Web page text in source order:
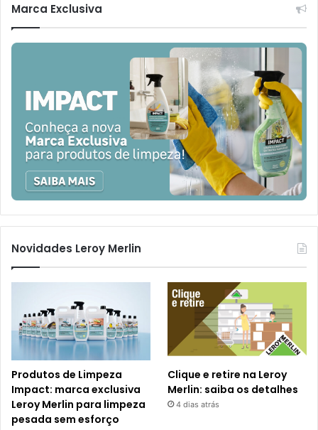
Marca Exclusiva
Novidades Leroy Merlin
Produtos de Limpeza
Impact: marca exclusiva
Leroy Merlin para limpeza
pesada sem esforço
Clique e retire na Leroy
Merlin: saiba os detalhes
4 dias atrás